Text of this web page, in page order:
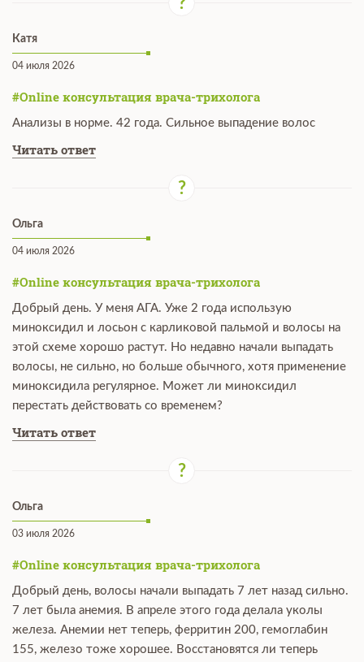
Катя
04 июля 2026
#Online консультация врача-трихолога
Анализы в норме. 42 года. Сильное выпадение волос
Читать ответ
Ольга
04 июля 2026
#Online консультация врача-трихолога
Добрый день. У меня АГА. Уже 2 года использую
миноксидил и лосьон с карликовой пальмой и волосы на
этой схеме хорошо растут. Но недавно начали выпадать
волосы, не сильно, но больше обычного, хотя применение
миноксидила регулярное. Может ли миноксидил
перестать действовать со временем?
Читать ответ
Ольга
03 июля 2026
#Online консультация врача-трихолога
Добрый день, волосы начали выпадать 7 лет назад сильно.
7 лет была анемия. В апреле этого года делала уколы
железа. Анемии нет теперь, ферритин 200, гемоглабин
155, железо тоже хорошее. Восстановятся ли теперь